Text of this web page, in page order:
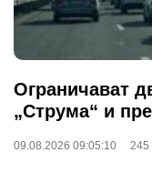
Ограничават
„Струма“ и
09.08.2026 09:05:10 245